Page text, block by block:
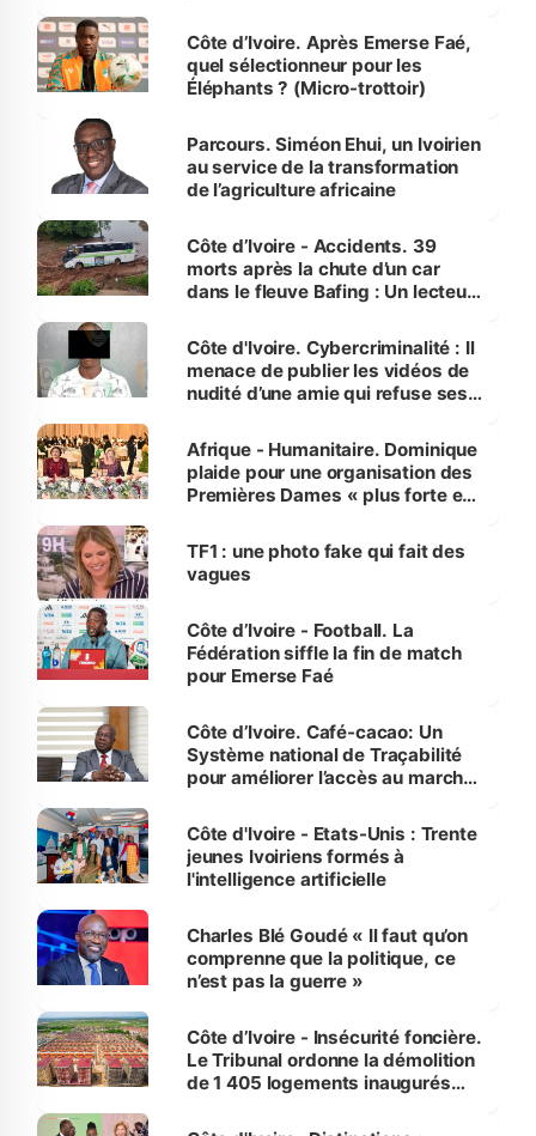
Côte d’Ivoire. Après Emerse Faé,
quel sélectionneur pour les
Éléphants ? (Micro-trottoir)
Parcours. Siméon Ehui, un Ivoirien
au service de la transformation
de l’agriculture africaine
Côte d’Ivoire - Accidents. 39
morts après la chute d’un car
dans le fleuve Bafing : Un lecteur
des Transports
Côte d'Ivoire. Cybercriminalité : Il
menace de publier les vidéos de
nudité d’une amie qui refuse ses
Afrique - Humanitaire. Dominique
plaide pour une organisation des
Premières Dames « plus forte et
sur la scène internationale »
TF1 : une photo fake qui fait des
vagues
Côte d’Ivoire - Football. La
Fédération siffle la fin de match
pour Emerse Faé
Côte d’Ivoire. Café-cacao: Un
Système national de Traçabilité
pour améliorer l’accès au marché
Côte d'Ivoire - Etats-Unis : Trente
jeunes Ivoiriens formés à
l'intelligence artificielle
Charles Blé Goudé « Il faut qu’on
comprenne que la politique, ce
n’est pas la guerre »
Côte d’Ivoire - Insécurité foncière.
Le Tribunal ordonne la démolition
de 1 405 logements inaugurés
Bassam